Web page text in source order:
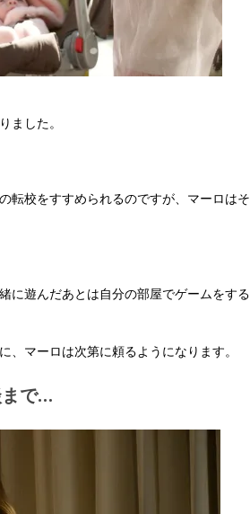
ました。
転校をすすめられるのですが、マーロはそ
に遊んだあとは自分の部屋でゲームをする
マーロは次第に頼るようになります。
まで…